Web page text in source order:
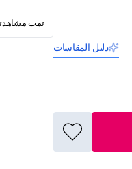
دليل المقاسات
تمت